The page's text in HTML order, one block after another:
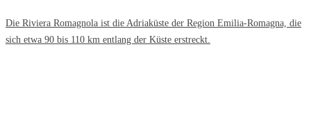
Die Riviera Romagnola ist die Adriaküste der Region Emilia-Romagna, die
sich etwa 90 bis 110 km entlang der Küste erstreckt.